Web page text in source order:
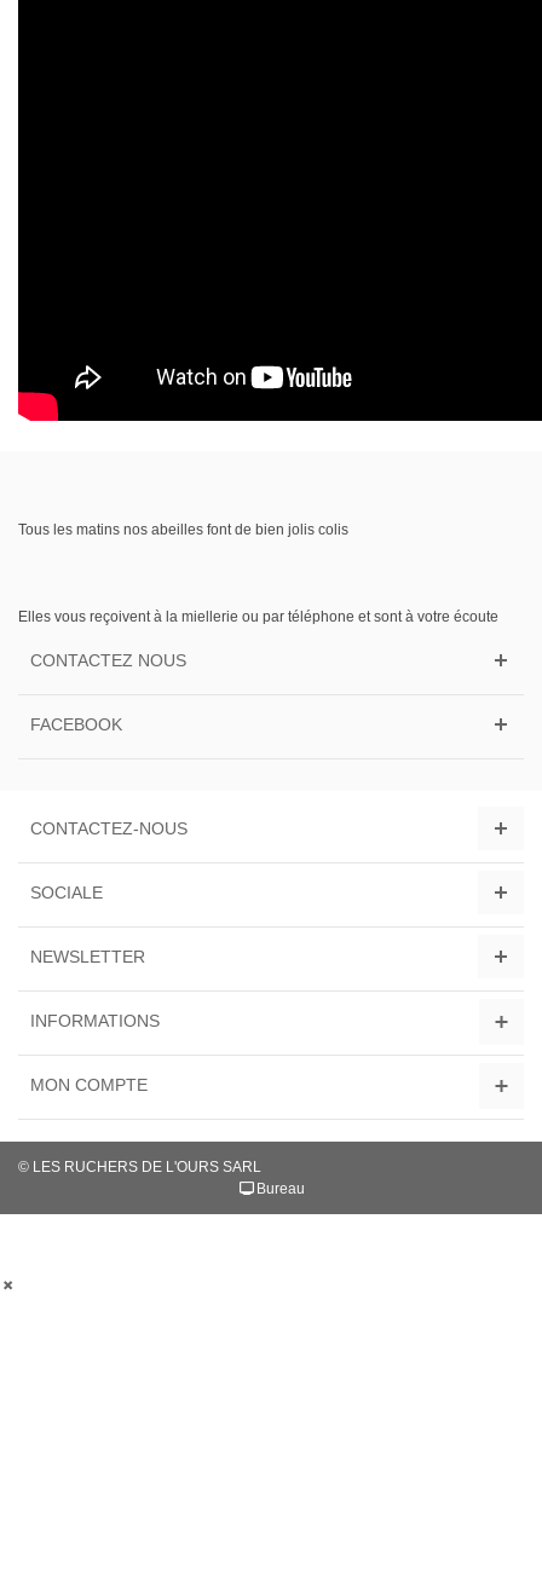
Tous les matins nos abeilles font de bien jolis colis
Elles vous reçoivent à la miellerie ou par téléphone et sont à votre écoute
CONTACTEZ NOUS
FACEBOOK
CONTACTEZ-NOUS
SOCIALE
NEWSLETTER
INFORMATIONS
MON COMPTE
© LES RUCHERS DE L'OURS SARL
Bureau